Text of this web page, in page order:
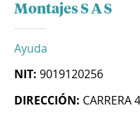
Montajes S A S
Ayuda
NIT: 9019120256
DIRECCIÓN: CARRERA